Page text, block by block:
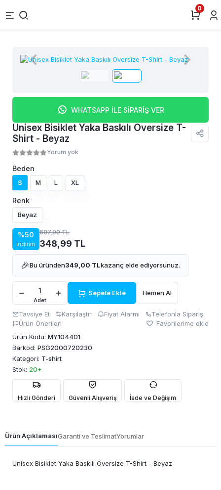
0
WHATSAPP İLE SİPARİŞ VER
Unisex Bisiklet Yaka Baskılı Oversize T-
Shirt - Beyaz
Yorum yok
Beden
S M L XL
Renk
Beyaz
%50
indirim
697,99 TL
348,99 TL
🎉Bu üründen349,00 TLkazanç elde ediyorsunuz.
Adet
Sepete Ekle Hemen Al
Tavsiye Et Karşılaştır Fiyat Alarmı
Telefonla Sipariş
Ürün Önerileri
Favorilerime ekle
Ürün Kodu: MY104401
Barkod: PSG2000720230
Kategori: T-shirt
Stok: 20+
Hızlı Gönderi Güvenli Alışveriş İade ve Değişim
Ürün AçıklamasıGaranti ve TeslimatYorumlar
Unisex Bisiklet Yaka Baskılı Oversize T-Shirt - Beyaz